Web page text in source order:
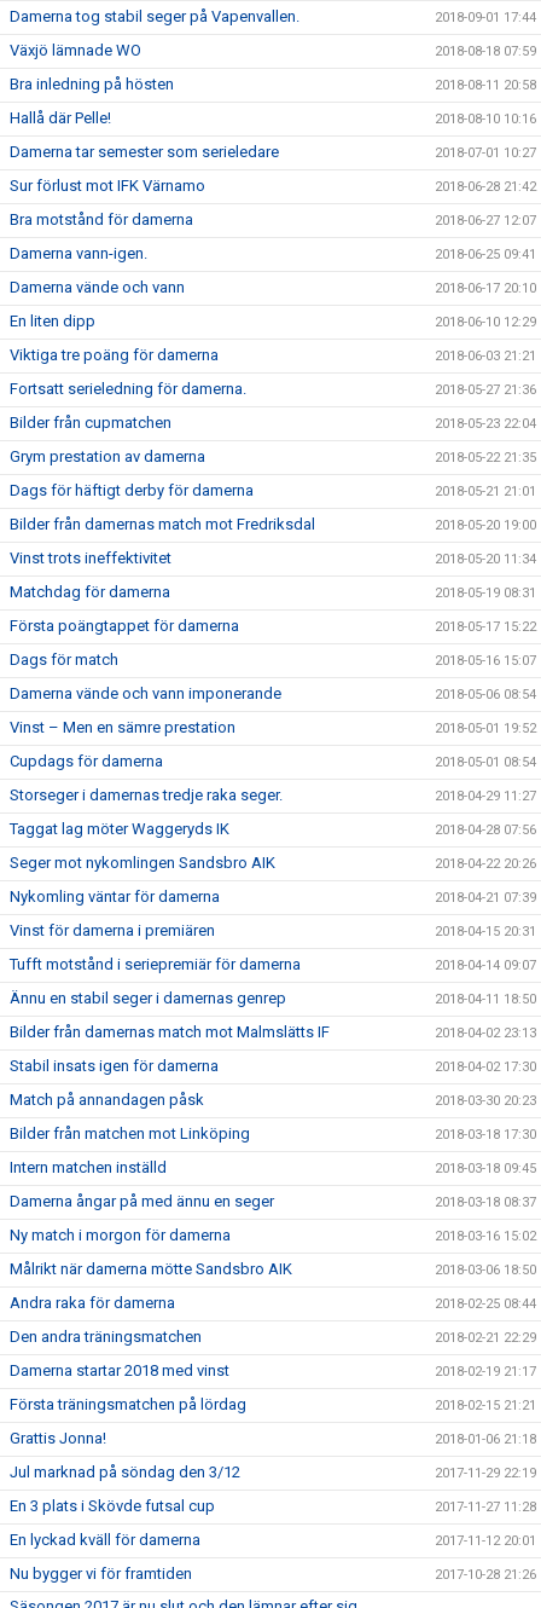
Damerna tog stabil seger på Vapenvallen. 2018-09-01 17:44
Växjö lämnade WO 2018-08-18 07:59
Bra inledning på hösten 2018-08-11 20:58
Hallå där Pelle! 2018-08-10 10:16
Damerna tar semester som serieledare 2018-07-01 10:27
Sur förlust mot IFK Värnamo 2018-06-28 21:42
Bra motstånd för damerna 2018-06-27 12:07
Damerna vann-igen. 2018-06-25 09:41
Damerna vände och vann 2018-06-17 20:10
En liten dipp 2018-06-10 12:29
Viktiga tre poäng för damerna 2018-06-03 21:21
Fortsatt serieledning för damerna. 2018-05-27 21:36
Bilder från cupmatchen 2018-05-23 22:04
Grym prestation av damerna 2018-05-22 21:35
Dags för häftigt derby för damerna 2018-05-21 21:01
Bilder från damernas match mot Fredriksdal 2018-05-20 19:00
Vinst trots ineffektivitet 2018-05-20 11:34
Matchdag för damerna 2018-05-19 08:31
Första poängtappet för damerna 2018-05-17 15:22
Dags för match 2018-05-16 15:07
Damerna vände och vann imponerande 2018-05-06 08:54
Vinst – Men en sämre prestation 2018-05-01 19:52
Cupdags för damerna 2018-05-01 08:54
Storseger i damernas tredje raka seger. 2018-04-29 11:27
Taggat lag möter Waggeryds IK 2018-04-28 07:56
Seger mot nykomlingen Sandsbro AIK 2018-04-22 20:26
Nykomling väntar för damerna 2018-04-21 07:39
Vinst för damerna i premiären 2018-04-15 20:31
Tufft motstånd i seriepremiär för damerna 2018-04-14 09:07
Ännu en stabil seger i damernas genrep 2018-04-11 18:50
Bilder från damernas match mot Malmslätts IF 2018-04-02 23:13
Stabil insats igen för damerna 2018-04-02 17:30
Match på annandagen påsk 2018-03-30 20:23
Bilder från matchen mot Linköping 2018-03-18 17:30
Intern matchen inställd 2018-03-18 09:45
Damerna ångar på med ännu en seger 2018-03-18 08:37
Ny match i morgon för damerna 2018-03-16 15:02
Målrikt när damerna mötte Sandsbro AIK 2018-03-06 18:50
Andra raka för damerna 2018-02-25 08:44
Den andra träningsmatchen 2018-02-21 22:29
Damerna startar 2018 med vinst 2018-02-19 21:17
Första träningsmatchen på lördag 2018-02-15 21:21
Grattis Jonna! 2018-01-06 21:18
Jul marknad på söndag den 3/12 2017-11-29 22:19
En 3 plats i Skövde futsal cup 2017-11-27 11:28
En lyckad kväll för damerna 2017-11-12 20:01
Nu bygger vi för framtiden 2017-10-28 21:26